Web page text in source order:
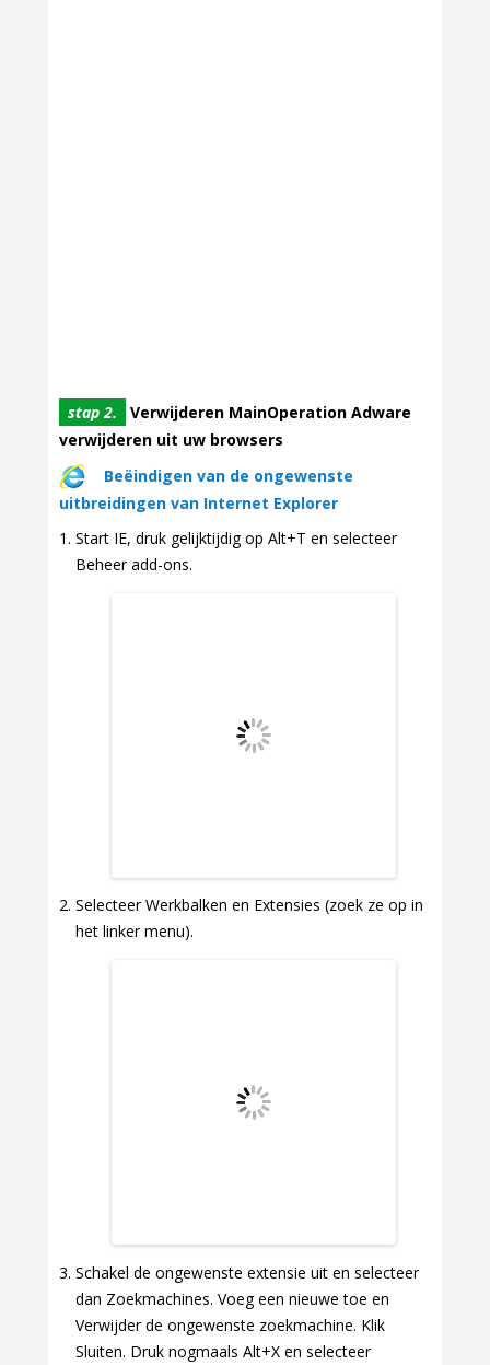
stap 2.
Verwijderen MainOperation Adware
verwijderen uit uw browsers
Beëindigen van de ongewenste
uitbreidingen van Internet Explorer
Start IE, druk gelijktijdig op Alt+T en selecteer
Beheer add-ons.
Selecteer Werkbalken en Extensies (zoek ze op in
het linker menu).
Schakel de ongewenste extensie uit en selecteer
dan Zoekmachines. Voeg een nieuwe toe en
Verwijder de ongewenste zoekmachine. Klik
Sluiten. Druk nogmaals Alt+X en selecteer